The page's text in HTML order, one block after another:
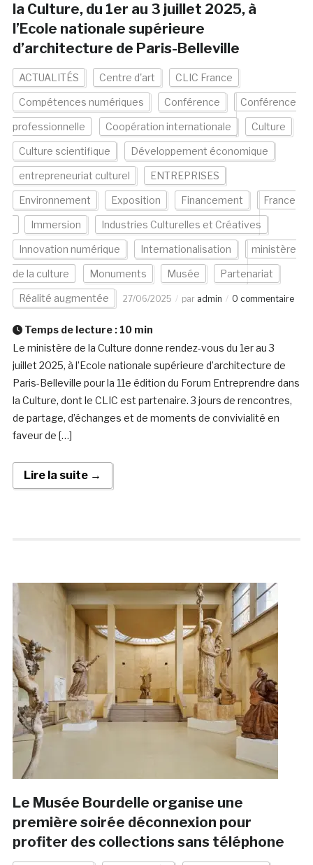
la Culture, du 1er au 3 juillet 2025, à
l’Ecole nationale supérieure
d’architecture de Paris-Belleville
ACTUALITÉS Centre d'art CLIC France
Compétences numériques Conférence Conférence
professionnelle Coopération internationale Culture
Culture scientifique Développement économique
entrepreneuriat culturel ENTREPRISES
Environnement Exposition Financement France
Immersion Industries Culturelles et Créatives
Innovation numérique Internationalisation ministère
de la culture Monuments Musée Partenariat
Réalité augmentée 27/06/2025 par admin 0 commentaire
Temps de lecture : 10 min
Le ministère de la Culture donne rendez-vous du 1er au 3
juillet 2025, à l’Ecole nationale supérieure d’architecture de
Paris-Belleville pour la 11e édition du Forum Entreprendre dans
la Culture, dont le CLIC est partenaire. 3 jours de rencontres,
de partage, d’échanges et de moments de convivialité en
faveur de […]
Lire la suite →
Le Musée Bourdelle organise une
première soirée déconnexion pour
profiter des collections sans téléphone